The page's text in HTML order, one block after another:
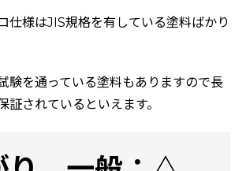
仕様はJIS規格を有している塗料ばかり
験を通っている塗料もありますので長
証されているといえます。